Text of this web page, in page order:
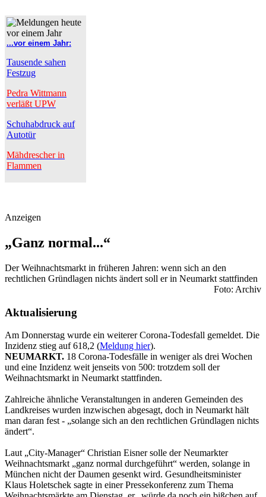
...vor einem Jahr:
Tausende sahen
Festzug
Pedra Wittmann
verläßt UPW
Schuhabdruck auf
Autotür
Mähdrescher in
Flammen
Anzeigen
„Ganz normal...“
Der Weihnachtsmarkt in früheren Jahren: wenn sich an den
rechtlichen Gründlagen nichts ändert soll er in Neumarkt stattfinden
Foto: Archiv
Aktualisierung
Am Donnerstag wurde ein weiterer Corona-Todesfall gemeldet. Die
Inzidenz stieg auf 618,2 (Meldung hier).
NEUMARKT. 18 Corona-Todesfälle in weniger als drei Wochen
und eine Inzidenz weit jenseits von 500: trotzdem soll der
Weihnachtsmarkt in Neumarkt stattfinden.
Zahlreiche ähnliche Veranstaltungen in anderen Gemeinden des
Landkreises wurden inzwischen abgesagt, doch in Neumarkt hält
man daran fest - „solange sich an den rechtlichen Gründlagen nichts
ändert“.
Laut „City-Manager“ Christian Eisner solle der Neumarkter
Weihnachtsmarkt „ganz normal durchgeführt“ werden, solange in
München nicht der Daumen gesenkt wird. Gesundheitsminister
Klaus Holetschek sagte in einer Pressekonferenz zum Thema